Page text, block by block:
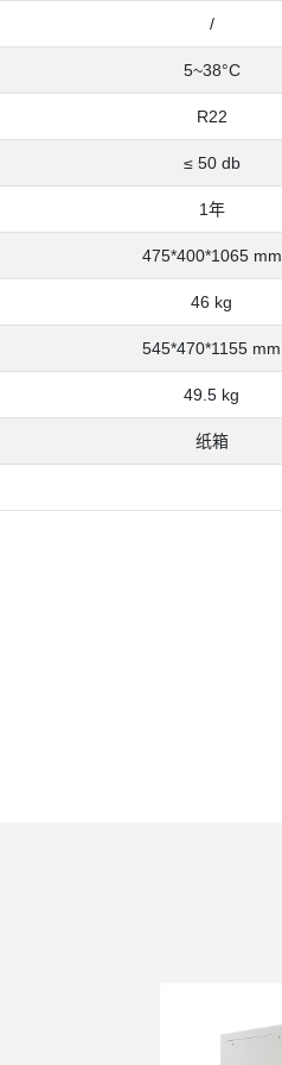
/
5~38°C
R22
≤ 50 db
1年
475*400*1065 mm
46 kg
545*470*1155 mm
49.5 kg
纸箱